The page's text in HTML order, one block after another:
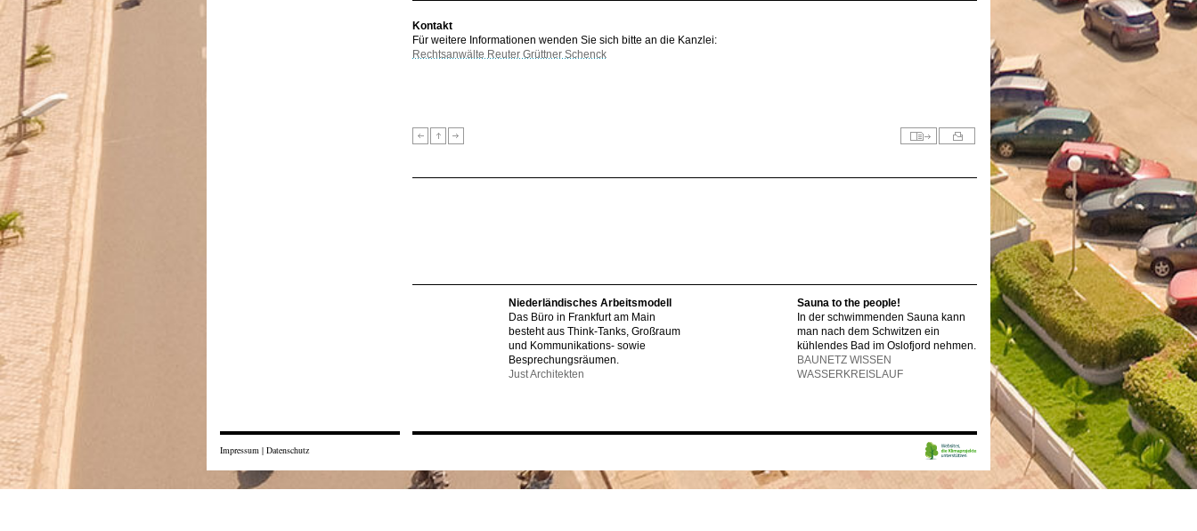
Kontakt
Für weitere Informationen wenden Sie sich bitte an die Kanzlei:
Rechtsanwälte Reuter Grüttner Schenck
Niederländisches Arbeitsmodell
Das Büro in Frankfurt am Main
besteht aus Think-Tanks, Großraum
und Kommunikations- sowie
Besprechungsräumen.
Just Architekten
Sauna to the people!
In der schwimmenden Sauna kann
man nach dem Schwitzen ein
kühlendes Bad im Oslofjord nehmen.
BAUNETZ WISSEN
WASSERKREISLAUF
Impressum | Datenschutz